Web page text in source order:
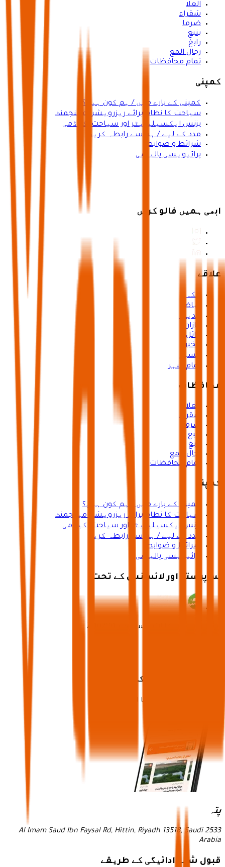
العلا
شقراء
ضرما
ينبع
رابغ
رجال المع
تمام محافظات
کمپنی
کمپنی کے بارے میں / ہم کون ہیں؟
سیاحت کا نظام برائے ریزرویشن مینجمنٹ
بزنس ایکسیلیریٹر اور سیاحت اکیڈمی
مدد کے لیے / ہم سے رابطہ کریں
شرائط و ضوابط
پرائیویسی پالیسی
ابھی ہمیں فالو کریں
علاقے
مکہ
ریاض
مدینہ
جازان
حائل
الخبر
عسیر
تمام شہر
محافظات
العلا
شقراء
ضرما
ينبع
رابغ
رجال المع
تمام محافظات
کمپنی
کمپنی کے بارے میں / ہم کون ہیں؟
سیاحت کا نظام برائے ریزرویشن مینجمنٹ
بزنس ایکسیلیریٹر اور سیاحت اکیڈمی
مدد کے لیے / ہم سے رابطہ کریں
شرائط و ضوابط
پرائیویسی پالیسی
سرپرستی اور لائسنس کے تحت
وزارتِ سیاحت کا لائسنس نمبر 73102191
ابھی ایپ ڈاؤن لوڈ کریں
اور ایک بے مثال تجربے کا لطف اٹھائیں!
پتہ
2533 Al Imam Saud Ibn Faysal Rd, Hittin, Riyadh 13518, Saudi
Arabia
قبول شدہ ادائیگی کے طریقے